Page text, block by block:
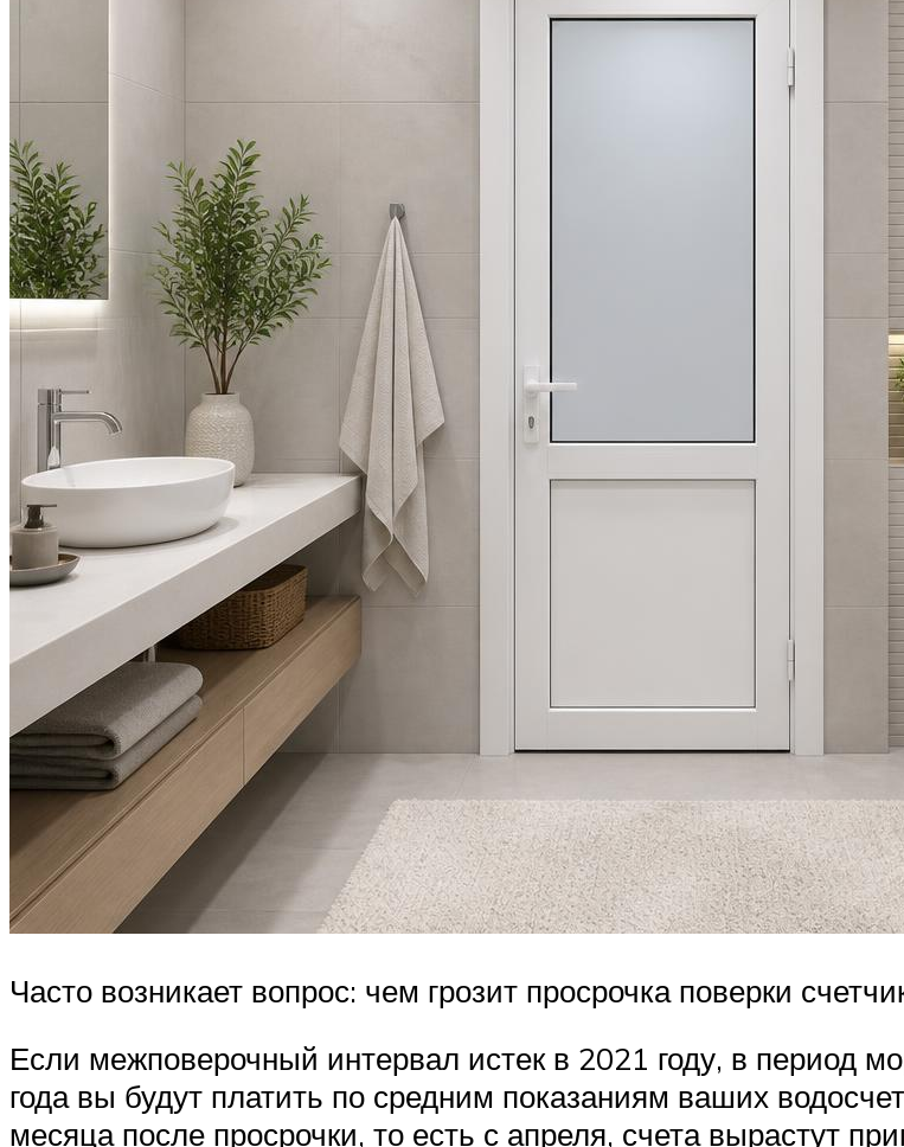
Часто возникает вопрос: чем грозит просрочка поверки
Если межповерочный интервал истек в 2021 году, в период
года вы будут платить по средним показаниям ваших
месяца после просрочки, то есть с апреля, счета вырастут